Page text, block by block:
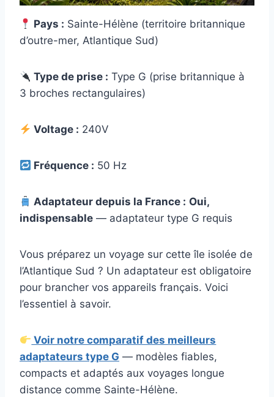
Pays : Sainte-Hélène (territoire britannique
d’outre-mer, Atlantique Sud)
Type de prise : Type G (prise britannique à
3 broches rectangulaires)
Voltage : 240V
Fréquence : 50 Hz
Adaptateur depuis la France : Oui,
indispensable — adaptateur type G requis
Vous préparez un voyage sur cette île isolée de
l’Atlantique Sud ? Un adaptateur est obligatoire
pour brancher vos appareils français. Voici
l’essentiel à savoir.
Voir notre comparatif des meilleurs
adaptateurs type G — modèles fiables,
compacts et adaptés aux voyages longue
distance comme Sainte-Hélène.